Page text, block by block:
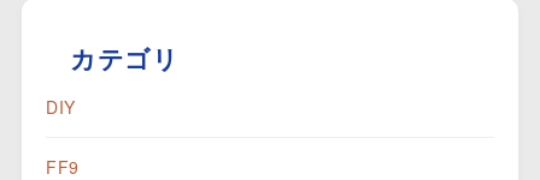
カテゴリ
DIY
FF9